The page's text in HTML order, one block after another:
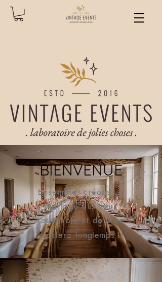
BIENVENUE
Ensemble, créons un
mariage qui vous
ressemble et dont on
parleralongtemps !